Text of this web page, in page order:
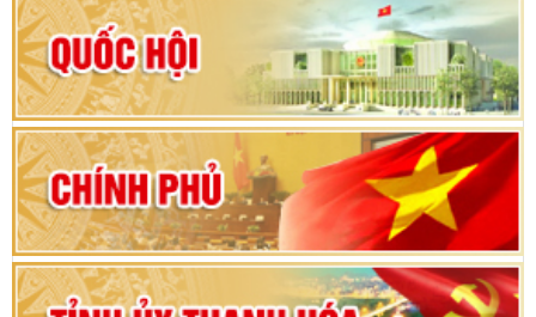
Hướng dẫn quy trình bỏ phiếu bầu cử ĐBQH
khoá XVI và đại biểu HĐND các cấp nhiệm kỳ
2026-2031
80 năm Quốc hội Việt Nam: vì lợi ích Nhân dân,
vì sự phát triển của đất nước
Bộ Chính trị duyệt nội dung Đại hội đại biểu
Đảng bộ tỉnh Thanh Hóa lần thứ XX, nhiệm kỳ
2025 - 2030